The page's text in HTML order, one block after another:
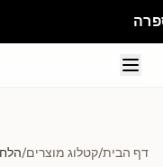
דף הבית/קטלוג מוצרים/